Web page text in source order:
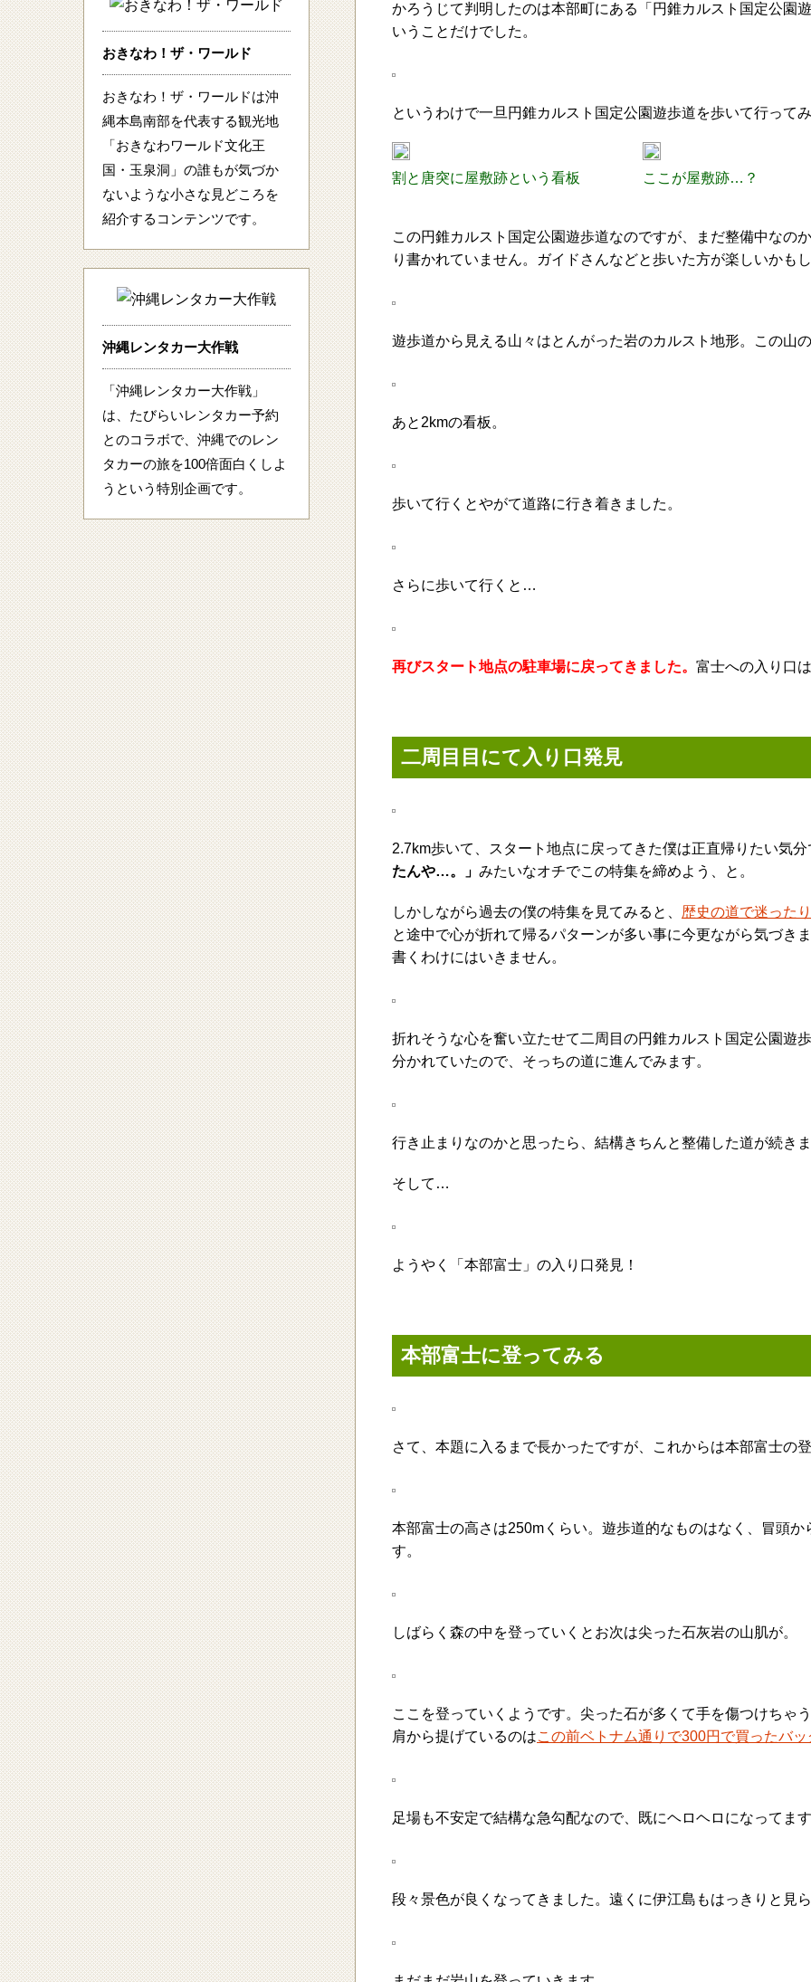
かろうじて判明したのは本部町にある「円錐カルスト国定公園
いうことだけでした。
というわけで一旦円錐カルスト国定公園遊歩道を歩いて行って
割と唐突に屋敷跡という看板 ここが屋敷跡…？
この円錐カルスト国定公園遊歩道なのですが、まだ整備中なの
り書かれていません。ガイドさんなどと歩いた方が楽しいかもし
遊歩道から見える山々はとんがった岩のカルスト地形。この山
あと2kmの看板。
歩いて行くとやがて道路に行き着きました。
さらに歩いて行くと…
再びスタート地点の駐車場に戻ってきました。富士への入り口
二周目目にて入り口発見
2.7km歩いて、スタート地点に戻ってきた僕は正直帰りたい気分
たんや…。」みたいなオチでこの特集を締めよう、と。
しかしながら過去の僕の特集を見てみると、 歴史の道で迷ったり
と途中で心が折れて帰るパターンが多い事に今更ながら気づき
書くわけにはいきません。
折れそうな心を奮い立たせて二周目の円錐カルスト国定公園遊
分かれていたので、そっちの道に進んでみます。
行き止まりなのかと思ったら、結構きちんと整備した道が続きま
そして…
ようやく「本部富士」の入り口発見！
本部富士に登ってみる
さて、本題に入るまで長かったですが、これからは本部富士の
本部富士の高さは250mくらい。遊歩道的なものはなく、冒頭
す。
しばらく森の中を登っていくとお次は尖った石灰岩の山肌が。
ここを登っていくようです。尖った石が多くて手を傷つけちゃ
肩から提げているのはこの前ベトナム通りで300円で買ったバッ
足場も不安定で結構な急勾配なので、既にヘロヘロになってま
段々景色が良くなってきました。遠くに伊江島もはっきりと見ら
おきなわ！ザ・ワールド
おきなわ！ザ・ワールドは沖
縄本島南部を代表する観光地
「おきなわワールド文化王
国・玉泉洞」の誰もが気づか
ないような小さな見どころを
紹介するコンテンツです。
沖縄レンタカー大作戦
「沖縄レンタカー大作戦」
は、たびらいレンタカー予約
とのコラボで、沖縄でのレン
タカーの旅を100倍面白くしよ
うという特別企画です。